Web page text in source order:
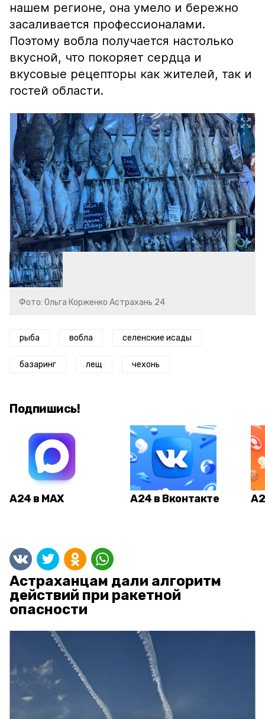
нашем регионе, она умело и бережно
засаливается профессионалами.
Поэтому вобла получается настолько
вкусной, что покоряет сердца и
вкусовые рецепторы как жителей, так и
гостей области.
Фото: Ольга Корженко Астрахань 24
рыба вобла селенские исады
базаринг лещ чехонь
Подпишись!
А24 в MAX А24 в Вконтакте
Астраханцам дали алгоритм
действий при ракетной
опасности